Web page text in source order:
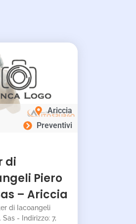
Ariccia
Preventivi
di
Piero
– Ariccia
di Iacoangeli
Sas - Indirizzo: 7,